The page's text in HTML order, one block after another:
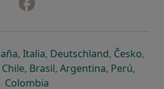
nowej karcie
się w nowej karcie
otwiera się w nowej karcie
, Italiaotwiera się w nowej
, Deutschlandotwiera się
, Česko,
w nowej karcie
się w nowej karcie
Chileotwiera się w nowej karcie
, Brasilotwiera się w nowej
, Argentinaotwiera się
, Perú,
Colombia